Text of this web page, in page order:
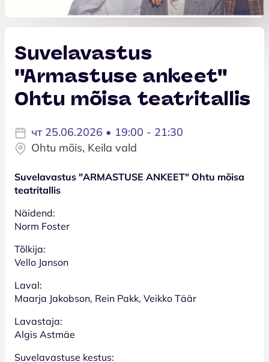
Suvelavastus
''Armastuse ankeet''
Ohtu mõisa teatritallis
чт 25.06.2026 • 19:00 - 21:30
Ohtu mõis, Keila vald
Suvelavastus "ARMASTUSE ANKEET" Ohtu mõisa
teatritallis
Näidend:
Norm Foster
Tõlkija:
Vello Janson
Laval:
Maarja Jakobson, Rein Pakk, Veikko Täär
Lavastaja:
Algis Astmäe
Suvelavastuse kestus: